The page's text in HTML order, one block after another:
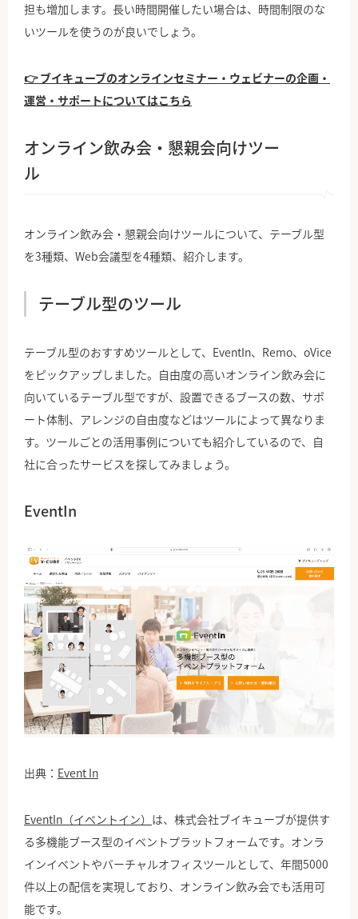
担も増加します。長い時間開催したい場合は、時間制限のな
いツールを使うのが良いでしょう。
👉 ブイキューブのオンラインセミナー・ウェビナーの企画・
運営・サポートについてはこちら
オンライン飲み会・懇親会向けツー
ル
オンライン飲み会・懇親会向けツールについて、テーブル型
を3種類、Web会議型を4種類、紹介します。
テーブル型のツール
テーブル型のおすすめツールとして、EventIn、Remo、oVice
をピックアップしました。自由度の高いオンライン飲み会に
向いているテーブル型ですが、設置できるブースの数、サポ
ート体制、アレンジの自由度などはツールによって異なりま
す。ツールごとの活用事例についても紹介しているので、自
社に合ったサービスを探してみましょう。
EventIn
出典： Event In
EventIn（イベントイン） は、株式会社ブイキューブが提供す
る多機能ブース型のイベントプラットフォームです。オンラ
インイベントやバーチャルオフィスツールとして、年間5000
件以上の配信を実現しており、オンライン飲み会でも活用可
能です。